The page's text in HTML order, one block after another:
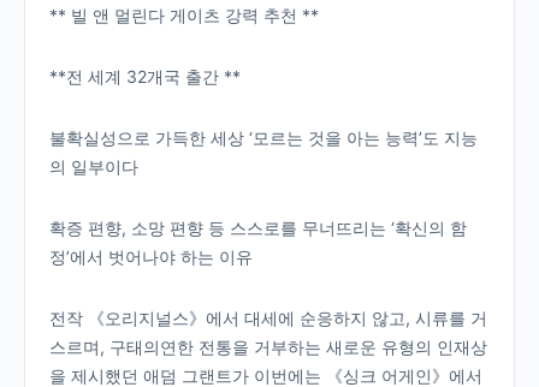
** 빌 앤 멀린다 게이츠 강력 추천 **
**전 세계 32개국 출간 **
불확실성으로 가득한 세상 ‘모르는 것을 아는 능력’도 지능
의 일부이다
확증 편향, 소망 편향 등 스스로를 무너뜨리는 ‘확신의 함
정’에서 벗어나야 하는 이유
전작 《오리지널스》에서 대세에 순응하지 않고, 시류를 거
스르며, 구태의연한 전통을 거부하는 새로운 유형의 인재상
을 제시했던 애덤 그랜트가 이번에는 《싱크 어게인》에서